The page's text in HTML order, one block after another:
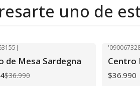
uno de
|
de Mesa Sardegna
$36.990
Centro
$36.990